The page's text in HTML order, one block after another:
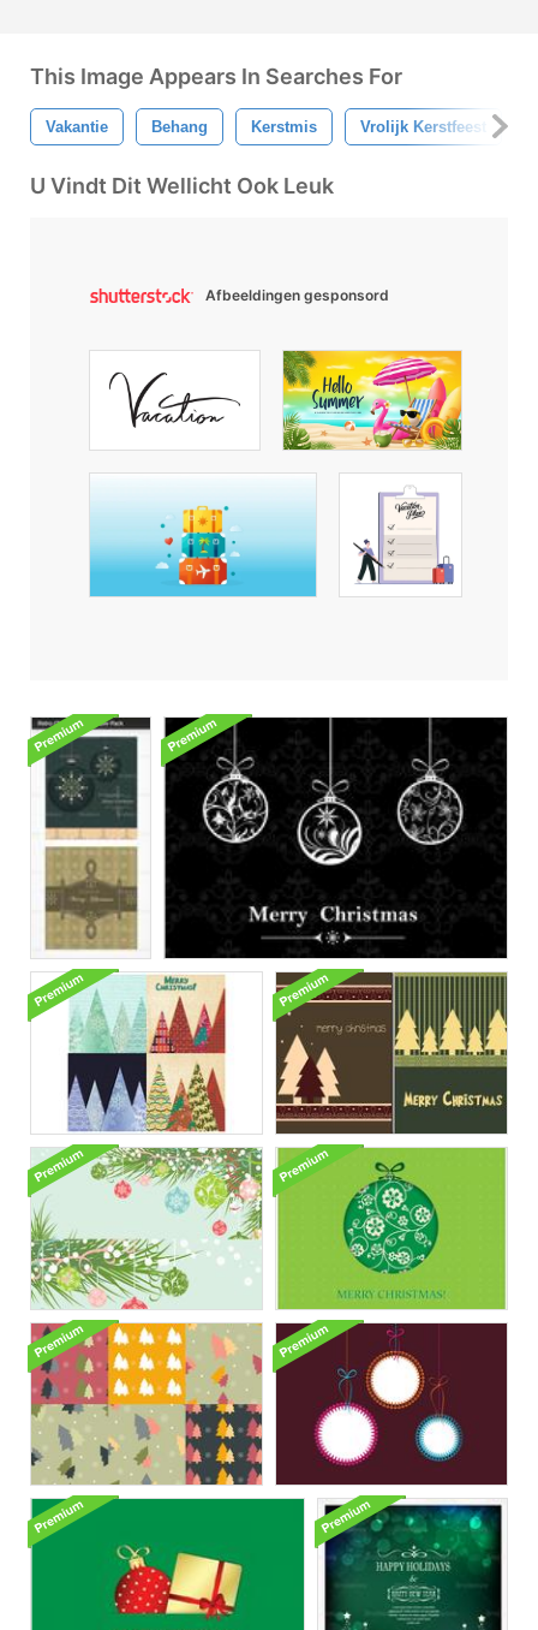
This Image Appears In Searches For
Vakantie Behang Kerstmis Vrolijk Kerstfeest
U Vindt Dit Wellicht Ook Leuk
Afbeeldingen gesponsord